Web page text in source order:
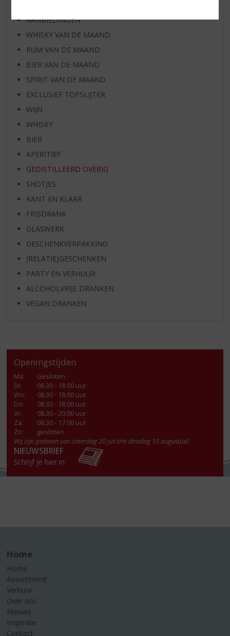
AANBIEDINGEN
WHISKY VAN DE MAAND
RUM VAN DE MAAND
BIER VAN DE MAAND
SPIRIT VAN DE MAAND
EXCLUSIEF TOPSLIJTER
WIJN
WHISKY
BIER
APERITIEF
GEDISTILLEERD OVERIG
SHOTJES
KANT EN KLAAR
FRISDRANK
GLASWERK
GESCHENKVERPAKKING
(RELATIE)GESCHENKEN
PARTY EN VERHUUR
ALCOHOLVRIJE DRANKEN
VEGAN DRANKEN
Openingstijden
Ma:
Gesloten
Di:
08.30 - 18.00 uur
Wo:
08.30 - 18.00 uur
Do:
08.30 - 18.00 uur
Vr:
08.30 - 20.00 uur
Za:
08.30 - 17.00 uur
Zo:
gesloten
Wij zijn gesloten van zaterdag 20 juli t/m dinsdag 10 augustus!!
NIEUWSBRIEF
Schrijf je hier in
Home
Home
Assortiment
Verhuur
Over ons
Nieuws
Inspiratie
Contact